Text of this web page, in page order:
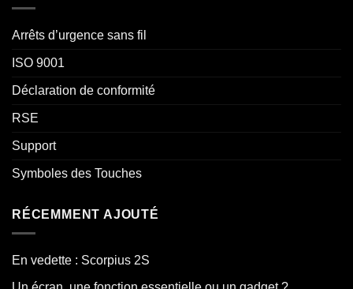
Arrêts d’urgence sans fil
ISO 9001
Déclaration de conformité
RSE
Support
Symboles des Touches
RÉCEMMENT AJOUTÉ
En vedette : Scorpius 2S